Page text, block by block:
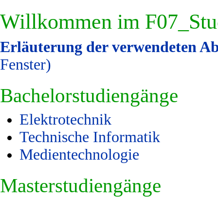
Willkommen im
Erläuterung der verwendeten
Fenster)
Bachelorstudiengänge
Elektrotechnik
Technische Informatik
Medientechnologie
Masterstudiengänge